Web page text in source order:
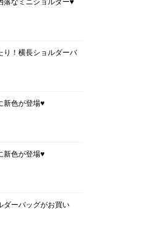
り！横長ショルダーバ
新色が登場♥
新色が登場♥
ダーバッグがお買い